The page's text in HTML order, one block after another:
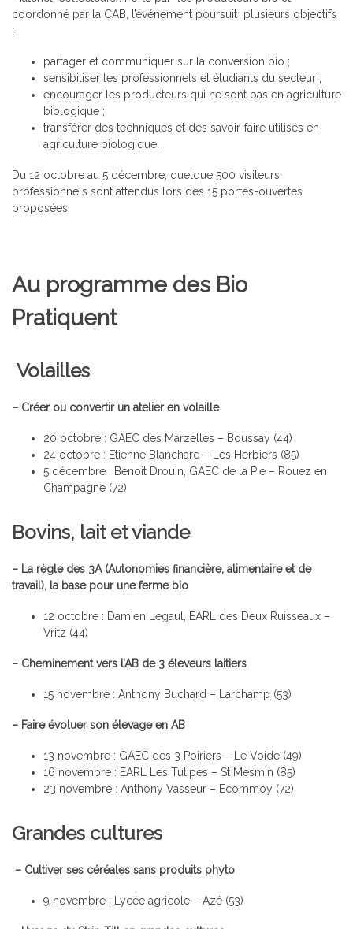
coordonné par la CAB, l’événement poursuit plusieurs objectifs
:
partager et communiquer sur la conversion bio ;
sensibiliser les professionnels et étudiants du secteur ;
encourager les producteurs qui ne sont pas en agriculture
biologique ;
transférer des techniques et des savoir-faire utilisés en
agriculture biologique.
Du 12 octobre au 5 décembre, quelque 500 visiteurs
professionnels sont attendus lors des 15 portes-ouvertes
proposées.
Au programme des Bio
Pratiquent
Volailles
– Créer ou convertir un atelier en volaille
20 octobre : GAEC des Marzelles – Boussay (44)
24 octobre : Etienne Blanchard – Les Herbiers (85)
5 décembre : Benoit Drouin, GAEC de la Pie – Rouez en
Champagne (72)
Bovins, lait et viande
– La règle des 3A (Autonomies financière, alimentaire et de
travail), la base pour une ferme bio
12 octobre : Damien Legaul, EARL des Deux Ruisseaux –
Vritz (44)
– Cheminement vers l’AB de 3 éleveurs laitiers
15 novembre : Anthony Buchard – Larchamp (53)
– Faire évoluer son élevage en AB
13 novembre : GAEC des 3 Poiriers – Le Voide (49)
16 novembre : EARL Les Tulipes – St Mesmin (85)
23 novembre : Anthony Vasseur – Ecommoy (72)
Grandes cultures
– Cultiver ses céréales sans produits phyto
9 novembre : Lycée agricole – Azé (53)